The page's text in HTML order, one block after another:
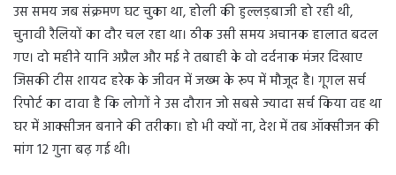
उस समय जब संक्रमण घट चुका था, होली की हुल्लड़बाजी हो रही थी,
चुनावी रैलियों का दौर चल रहा था। ठीक उसी समय अचानक हालात बदल
गए। दो महीने यानि अप्रैल और मई ने तबाही के वो दर्दनाक मंजर दिखाए
जिसकी टीस शायद हरेक के जीवन में जख्म के रूप में मौजूद है। गूगल सर्च
रिपोर्ट का दावा है कि लोगों ने उस दौरान जो सबसे ज्यादा सर्च किया वह था
घर में आक्सीजन बनाने की तरीका। हो भी क्यों ना, देश में तब ऑक्सीजन की
मांग 12 गुना बढ़ गई थी।